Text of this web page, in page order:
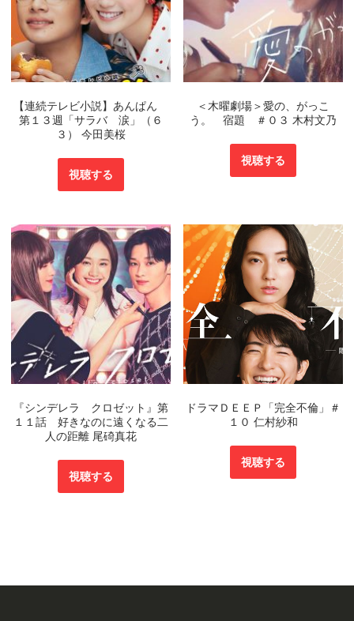
【連続テレビ小説】あんぱん
第１３週「サラバ 涙」（６
３） 今田美桜
視聴する
＜木曜劇場＞愛の、がっこ
う。 宿題 ＃０３ 木村文乃
視聴する
『シンデレラ クロゼット』第
１１話 好きなのに遠くなる二
人の距離 尾碕真花
視聴する
ドラマＤＥＥＰ「完全不倫」＃
１０ 仁村紗和
視聴する